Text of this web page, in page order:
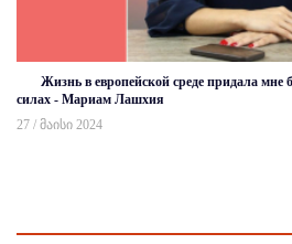
Жизнь в европейской среде придала мне
силах - Мариам Лашхия
27 / მაისი 2024